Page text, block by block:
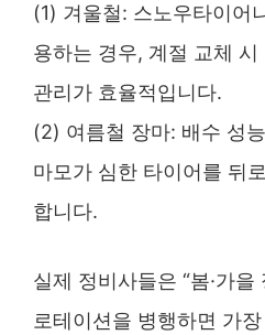
(1) 겨울철: 스노우타이어
용하는 경우, 계절 교체
관리가 효율적입니다.
(2) 여름철 장마: 배수 성
마모가 심한 타이어를 뒤
합니다.
실제 정비사들은 “봄·가
로테이션을 병행하면 가